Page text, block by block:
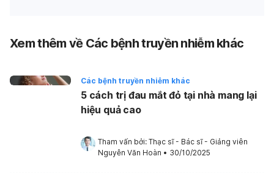
Xem thêm về Các bệnh truyền nhiễm khác
Các bệnh truyền nhiễm khác
5 cách trị đau mắt đỏ tại nhà mang lại
hiệu quả cao
Tham vấn bởi: Thạc sĩ - Bác sĩ - Giảng viên
Nguyễn Văn Hoàn • 30/10/2025